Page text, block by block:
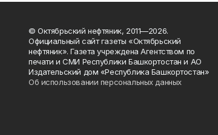
© Октябрьский нефтяник, 2011—2026.
Официальный сайт газеты «Октябрьский
нефтяник». Газета учреждена Агентством по
печати и СМИ Республики Башкортостан и АО
Издательский дом «Республика Башкортостан»
Об использовании персональных данных